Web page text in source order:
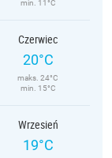
min. 11°C
Czerwiec
20°C
maks. 24°C
min. 15°C
Wrzesień
19°C